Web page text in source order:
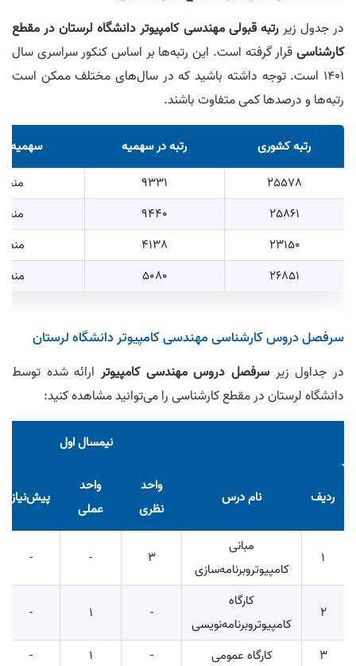
در جدول زیررتبه قبولی مهندسی کامپیوتر دانشگاه لرستان در مقطع
کارشناسیقرار گرفته است. این رتبه‌ها بر اساس کنکور سراسری سال
1401 است. توجه داشته باشید که در سال‌های مختلف ممکن است
رتبه‌ها و درصد‌ها کمی متفاوت باشند.
رتبه کشوری رتبه در سهمیه
سهمیه
25578
9331
25861
9440
23150
4138
26851
5080
سرفصل دروس کارشناسی مهندسی کامپیوتر دانشگاه لرستان
در جداول زیر سرفصل دروس مهندسی کامپیوتر ارائه شده توسط
دانشگاه لرستان در مقطع کارشناسی را می‌توانید مشاهده کنید:
نیمسال اول
ردیف نام درس
واحد
نظری
واحد
عملی
پیش‌نیاز
1
مبانی
کامپیوتروبرنامه‌سازی
3
-
-
2
کارگاه
کامپیوتروبرنامه‌نویسی
-
1
-
3 کارگاه عمومی -
1
-